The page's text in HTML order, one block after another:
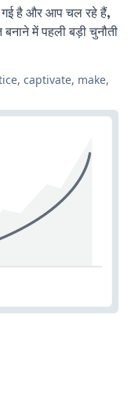
है और आप चल रहे हैं,
में पहली बड़ी चुनौती
captivate, make,